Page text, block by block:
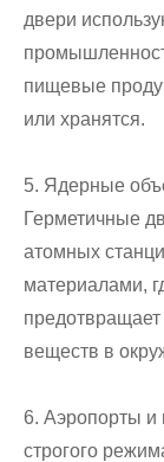
двери
пищевые
или хранятся.
5. Ядерные
Герметичные
атомных
материалами,
предотвращает
веществ в
6. Аэропорты и
строгого